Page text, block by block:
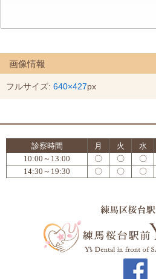
画像情報
フルサイズ: 640×427px
診察時間 月 火 水
10:00～13:00
〇 〇 〇
14:30～19:30
〇 〇 〇